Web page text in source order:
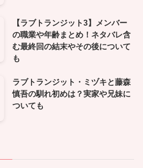
【ラブトランジット3】メンバー
の職業や年齢まとめ！ネタバレ含
む最終回の結末やその後について
も
ラブトランジット・ミヅキと藤森
慎吾の馴れ初めは？実家や兄妹に
ついても